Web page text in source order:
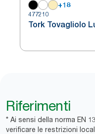
+18
477210
Tork Tovagliolo
Riferimenti
* Ai sensi della norma EN
verificare le restrizioni